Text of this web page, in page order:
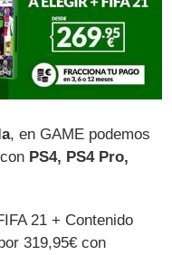
, en GAME podemos
con PS4, PS4 Pro,
21 + Contenido
319,95€ con